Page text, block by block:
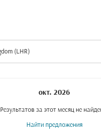
окт. 2026
Результатов за этот месяц не
Найти предложения